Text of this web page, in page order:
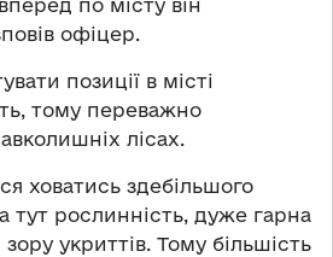
по місту він
офіцер.
позиції в місті
тому переважно
лісах.
ховатись здебільшого
тут рослинність, дуже гарна
зору укриттів. Тому більшість